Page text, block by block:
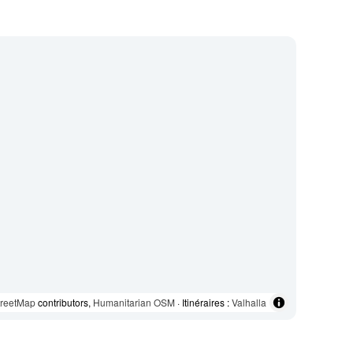
contributors, Humanitarian OSM · Itinéraires :Valhalla